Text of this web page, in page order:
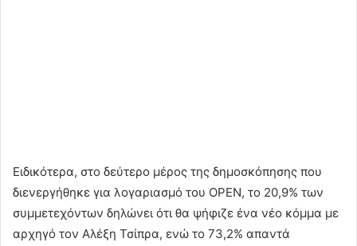
Ειδικότερα, στο δεύτερο μέρος της δημοσκόπησης που
διενεργήθηκε για λογαριασμό του OPEN, το 20,9% των
συμμετεχόντων δηλώνει ότι θα ψήφιζε ένα νέο κόμμα με
αρχηγό τον Αλέξη Τσίπρα, ενώ το 73,2% απαντά